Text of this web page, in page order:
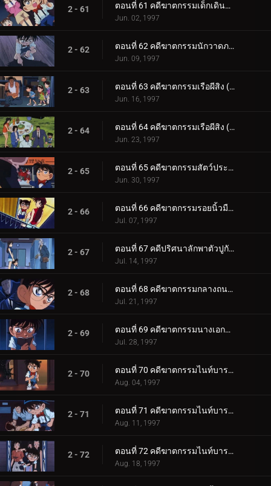
2 - 61 ตอนที่ 61 คดีฆาตกรรมเด็กเดินจ่ายตลาด
Jun. 02, 1997
2 - 62 ตอนที่ 62 คดีฆาตกรรมนักวาดภาพ
Jun. 09, 1997
2 - 63 ตอนที่ 63 คดีฆาตกรรมเรือผีสิง (ตอนแรก)
Jun. 16, 1997
2 - 64 ตอนที่ 64 คดีฆาตกรรมเรือผีสิง (ตอนจบ)
Jun. 23, 1997
2 - 65 ตอนที่ 65 คดีฆาตกรรมสัตว์ประหลาดโกเมล่า
Jun. 30, 1997
2 - 66 ตอนที่ 66 คดีฆาตกรรมรอยนิ้วมือที่ 3
Jul. 07, 1997
2 - 67 ตอนที่ 67 คดีปริศนาลักพาตัวปูกับปลาวาฬ
Jul. 14, 1997
2 - 68 ตอนที่ 68 คดีฆาตกรรมกลางถนนยามวิกาล
Jul. 21, 1997
2 - 69 ตอนที่ 69 คดีฆาตกรรมนางเอกละครเวที
Jul. 28, 1997
2 - 70 ตอนที่ 70 คดีฆาตกรรมไนท์บารอน (เปิดคดี)
Aug. 04, 1997
2 - 71 ตอนที่ 71 คดีฆาตกรรมไนท์บารอน (ภาคสงสัย)
Aug. 11, 1997
2 - 72 ตอนที่ 72 คดีฆาตกรรมไนท์บารอน (ภาคปิดคดี)
Aug. 18, 1997